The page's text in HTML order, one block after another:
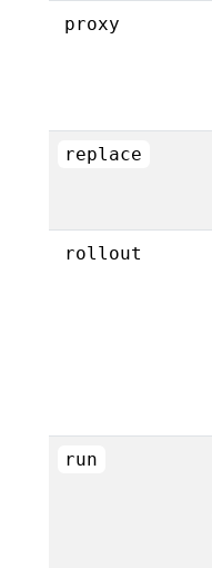
proxy
replace
rollout
run